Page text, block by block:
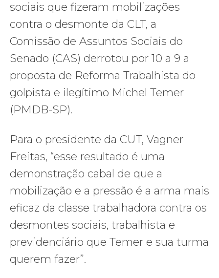
sociais que fizeram mobilizações
contra o desmonte da CLT, a
Comissão de Assuntos Sociais do
Senado (CAS) derrotou por 10 a 9 a
proposta de Reforma Trabalhista do
golpista e ilegítimo Michel Temer
(PMDB-SP).
Para o presidente da CUT, Vagner
Freitas, “esse resultado é uma
demonstração cabal de que a
mobilização e a pressão é a arma mais
eficaz da classe trabalhadora contra os
desmontes sociais, trabalhista e
previdenciário que Temer e sua turma
querem fazer”.